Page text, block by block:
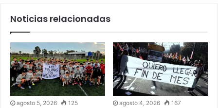
Noticias relacionadas
agosto 5, 2026 125 agosto 4, 2026 167